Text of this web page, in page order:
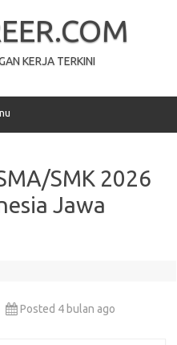
KERJA TERKINI
SMK 2026
Jawa
Posted 4 bulan ago